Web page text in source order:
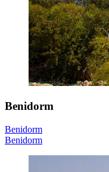
Benidorm
Benidorm
Benidorm